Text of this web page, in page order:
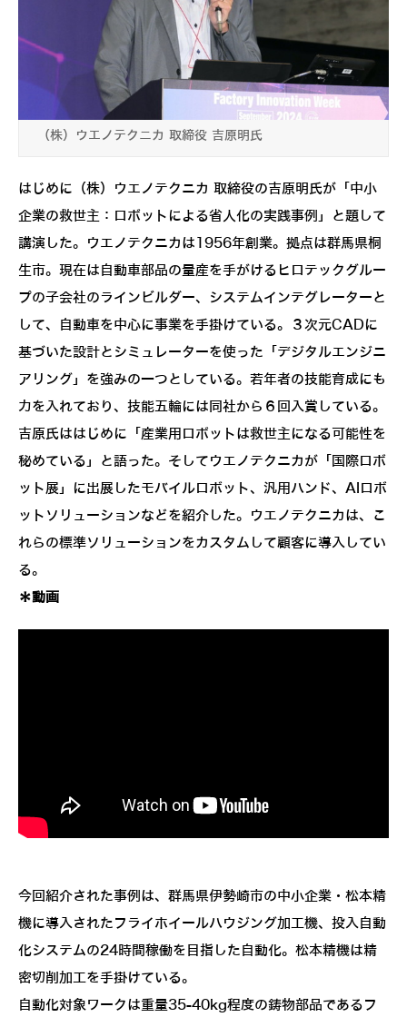
（株）ウエノテクニカ 取締役 吉原明氏
はじめに（株）ウエノテクニカ 取締役の吉原明氏が「中小
企業の救世主：ロボットによる省人化の実践事例」と題して
講演した。ウエノテクニカは1956年創業。拠点は群馬県桐
生市。現在は自動車部品の量産を手がけるヒロテックグルー
プの子会社のラインビルダー、システムインテグレーターと
して、自動車を中心に事業を手掛けている。３次元CADに
基づいた設計とシミュレーターを使った「デジタルエンジニ
アリング」を強みの一つとしている。若年者の技能育成にも
力を入れており、技能五輪には同社から６回入賞している。
吉原氏ははじめに「産業用ロボットは救世主になる可能性を
秘めている」と語った。そしてウエノテクニカが「国際ロボ
ット展」に出展したモバイルロボット、汎用ハンド、AIロボ
ットソリューションなどを紹介した。ウエノテクニカは、こ
れらの標準ソリューションをカスタムして顧客に導入してい
る。
＊動画
今回紹介された事例は、群馬県伊勢崎市の中小企業・松本精
機に導入されたフライホイールハウジング加工機、投入自動
化システムの24時間稼働を目指した自動化。松本精機は精
密切削加工を手掛けている。
自動化対象ワークは重量35-40kg程度の鋳物部品であるフ